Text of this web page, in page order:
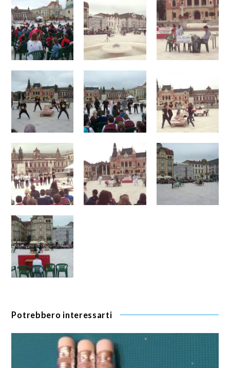
Potrebbero interessarti